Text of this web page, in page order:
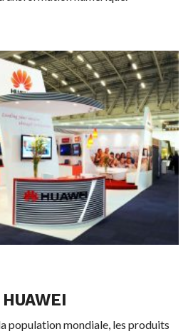
population mondiale, les produits